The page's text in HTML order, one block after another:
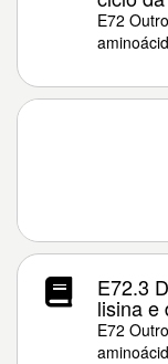
E72
E72.3
lisina e
E72